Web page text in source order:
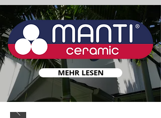
MEHR LESEN